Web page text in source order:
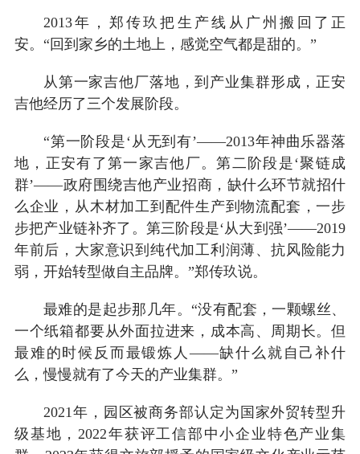
2013年，郑传玖把生产线从广州搬回了正
安。“回到家乡的土地上，感觉空气都是甜的。”
从第一家吉他厂落地，到产业集群形成，正安
吉他经历了三个发展阶段。
“第一阶段是‘从无到有’——2013年神曲乐器落
地，正安有了第一家吉他厂。第二阶段是‘聚链成
群’——政府围绕吉他产业招商，缺什么环节就招什
么企业，从木材加工到配件生产到物流配套，一步
步把产业链补齐了。第三阶段是‘从大到强’——2019
年前后，大家意识到纯代加工利润薄、抗风险能力
弱，开始转型做自主品牌。”郑传玖说。
最难的是起步那几年。“没有配套，一颗螺丝、
一个纸箱都要从外面拉进来，成本高、周期长。但
最难的时候反而最锻炼人——缺什么就自己补什
么，慢慢就有了今天的产业集群。”
2021年，园区被商务部认定为国家外贸转型升
级基地，2022年获评工信部中小企业特色产业集